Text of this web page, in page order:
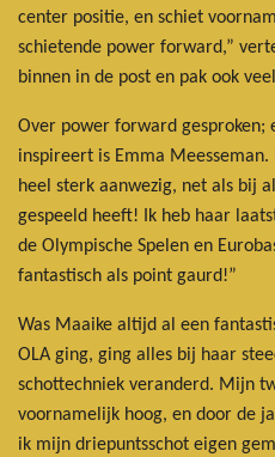
center positie, en schiet
schietende power forward,”
binnen in de post en pak ook
Over power forward gesproken;
inspireert is Emma
heel sterk aanwezig, net als bij
gespeeld heeft! Ik heb haar
de Olympische Spelen en
fantastisch als point gaurd!”
Was Maaike altijd al een
OLA ging, ging alles bij haar
schottechniek veranderd. Mijn
voornamelijk hoog, en door de
ik mijn driepuntsschot eigen